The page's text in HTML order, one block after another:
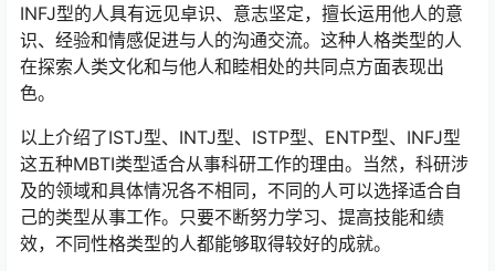
INFJ型的人具有远见卓识、意志坚定，擅长运用他人的意
识、经验和情感促进与人的沟通交流。这种人格类型的人
在探索人类文化和与他人和睦相处的共同点方面表现出
色。
以上介绍了ISTJ型、INTJ型、ISTP型、ENTP型、INFJ型
这五种MBTI类型适合从事科研工作的理由。当然，科研涉
及的领域和具体情况各不相同，不同的人可以选择适合自
己的类型从事工作。只要不断努力学习、提高技能和绩
效，不同性格类型的人都能够取得较好的成就。